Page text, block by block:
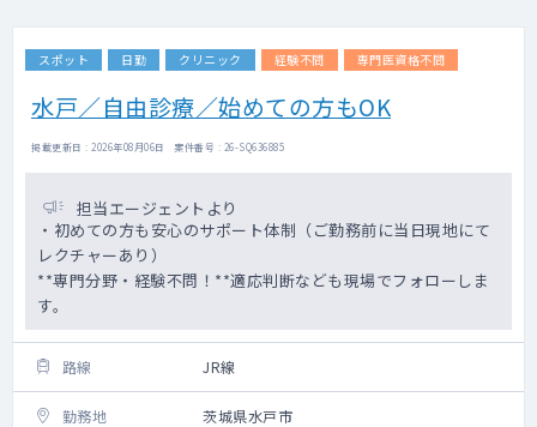
スポット 日勤 クリニック 経験不問 専門医資格不問
水戸／自由診療／始めての方もOK
掲載更新日 : 2026年08月06日 案件番号 : 26-SQ636885
担当エージェントより
・初めての方も安心のサポート体制（ご勤務前に当日現地にて
レクチャーあり）
**専門分野・経験不問！**適応判断なども現場でフォローしま
す。
路線 JR線
勤務地 茨城県水戸市